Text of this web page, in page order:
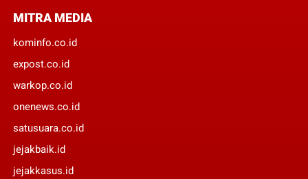
MITRA MEDIA
kominfo.co.id
expost.co.id
warkop.co.id
onenews.co.id
satusuara.co.id
jejakbaik.id
jejakkasus.id